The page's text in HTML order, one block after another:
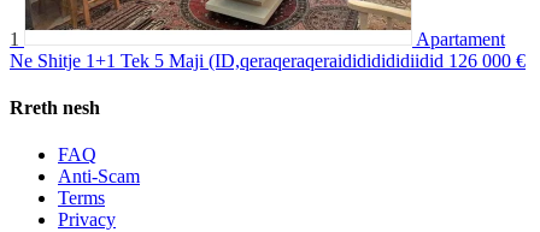
1
Apartament
Ne Shitje 1+1 Tek 5 Maji (ID,qeraqeraqeraidididididiidid 126 000 €
Rreth nesh
FAQ
Anti-Scam
Terms
Privacy